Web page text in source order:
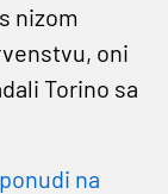
nizom
oni
Torino sa
na